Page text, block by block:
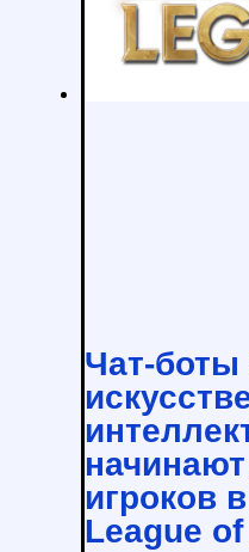
Чат-боты
игроков
League